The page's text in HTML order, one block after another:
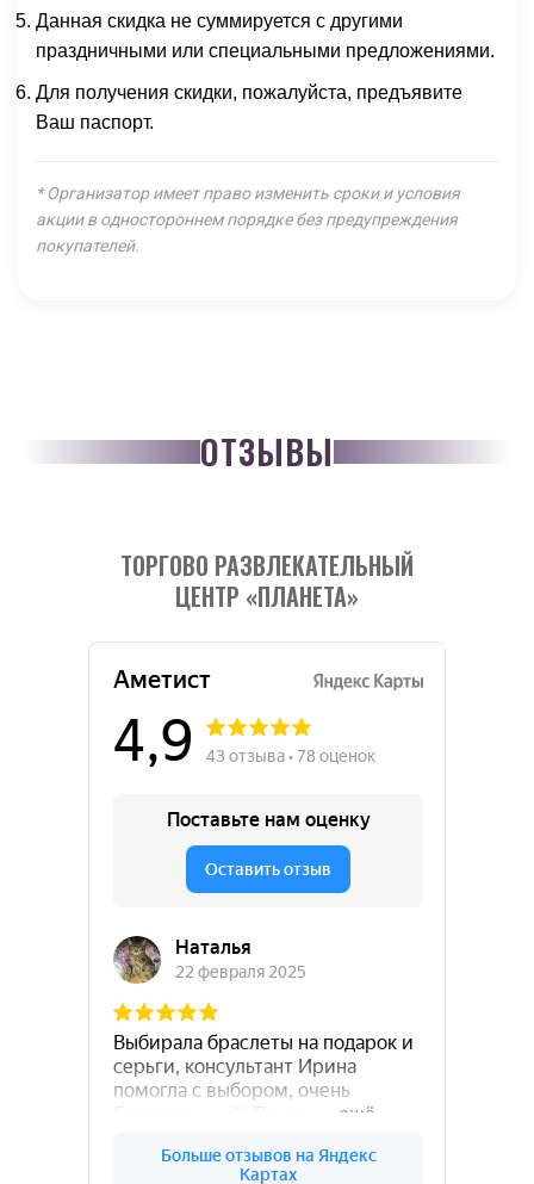
Данная скидка не суммируется с другими
праздничными или специальными предложениями.
Для получения скидки, пожалуйста, предъявите
Ваш паспорт.
* Организатор имеет право изменить сроки и условия
акции в одностороннем порядке без предупреждения
покупателей.
ОТЗЫВЫ
ТОРГОВО РАЗВЛЕКАТЕЛЬНЫЙ
ЦЕНТР «ПЛАНЕТА»